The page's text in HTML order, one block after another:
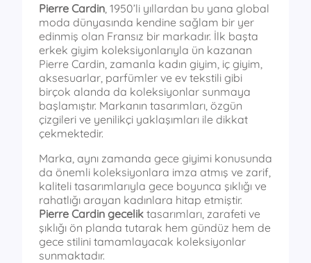
Pierre Cardin , 1950’li yıllardan bu yana global
moda dünyasında kendine sağlam bir yer
edinmiş olan Fransız bir markadır. İlk başta
erkek giyim koleksiyonlarıyla ün kazanan
Pierre Cardin, zamanla kadın giyim, iç giyim,
aksesuarlar, parfümler ve ev tekstili gibi
birçok alanda da koleksiyonlar sunmaya
başlamıştır. Markanın tasarımları, özgün
çizgileri ve yenilikçi yaklaşımları ile dikkat
çekmektedir.
Marka, aynı zamanda gece giyimi konusunda
da önemli koleksiyonlara imza atmış ve zarif,
kaliteli tasarımlarıyla gece boyunca şıklığı ve
rahatlığı arayan kadınlara hitap etmiştir.
Pierre Cardin gecelik tasarımları, zarafeti ve
şıklığı ön planda tutarak hem gündüz hem de
gece stilini tamamlayacak koleksiyonlar
sunmaktadır.